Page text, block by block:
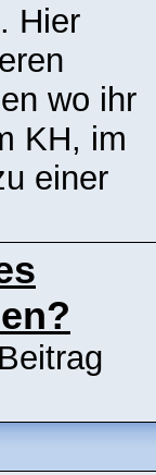
Hier
wo ihr
KH, im
einer